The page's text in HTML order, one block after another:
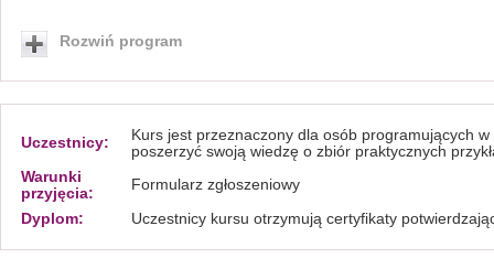
Rozwiń program
Uczestnicy:
Kurs jest przeznaczony dla osób programujących w
poszerzyć swoją wiedzę o zbiór praktycznych
Warunki
przyjęcia:
Formularz zgłoszeniowy
Dyplom: Uczestnicy kursu otrzymują certyfikaty